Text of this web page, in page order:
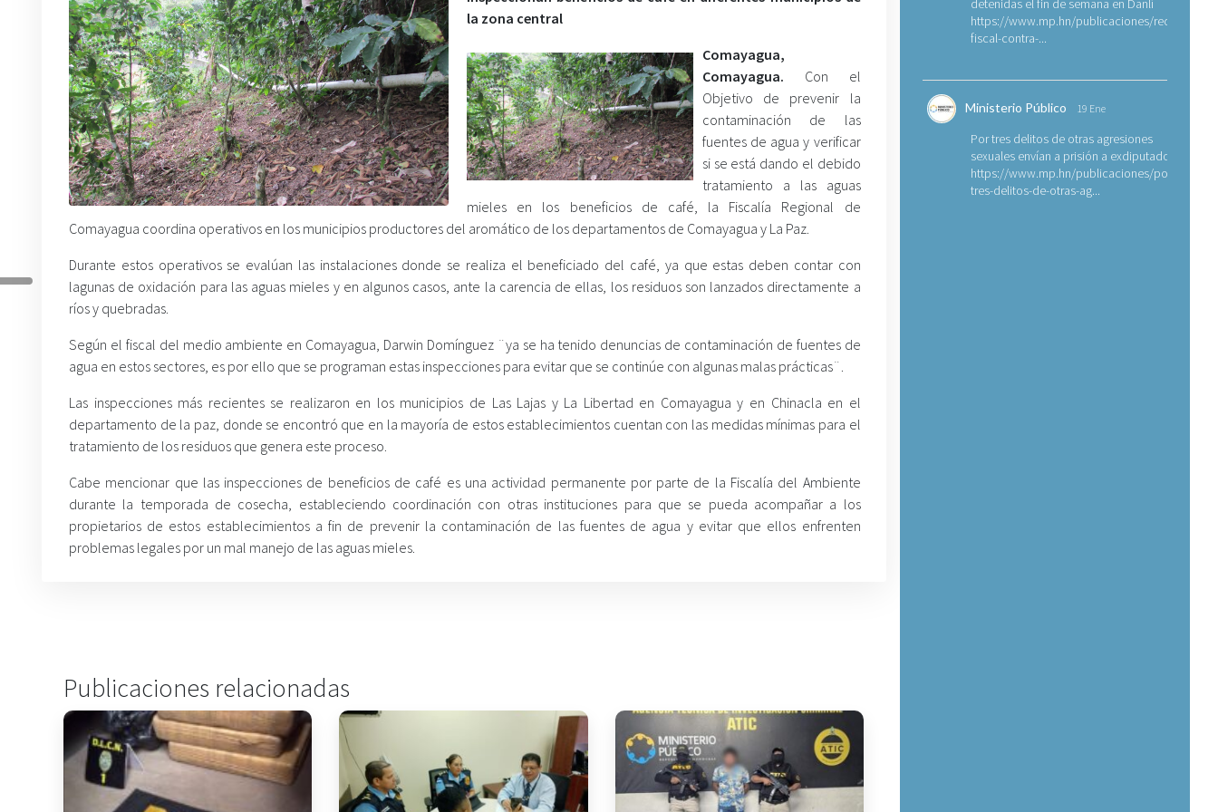
la zona central
Comayagua,
Comayagua. Con el
Objetivo de prevenir la
contaminación de las
fuentes de agua y verificar
si se está dando el debido
tratamiento a las aguas
mieles en los beneficios de café, la Fiscalía Regional de
Comayagua coordina operativos en los municipios productores del aromático de los departamentos de Comayagua y La Paz.
Durante estos operativos se evalúan las instalaciones donde se realiza el beneficiado del café, ya que estas deben contar con
lagunas de oxidación para las aguas mieles y en algunos casos, ante la carencia de ellas, los residuos son lanzados directamente a
ríos y quebradas.
Según el fiscal del medio ambiente en Comayagua, Darwin Domínguez ¨ya se ha tenido denuncias de contaminación de fuentes de
agua en estos sectores, es por ello que se programan estas inspecciones para evitar que se continúe con algunas malas prácticas¨.
Las inspecciones más recientes se realizaron en los municipios de Las Lajas y La Libertad en Comayagua y en Chinacla en el
departamento de la paz, donde se encontró que en la mayoría de estos establecimientos cuentan con las medidas mínimas para el
tratamiento de los residuos que genera este proceso.
Cabe mencionar que las inspecciones de beneficios de café es una actividad permanente por parte de la Fiscalía del Ambiente
durante la temporada de cosecha, estableciendo coordinación con otras instituciones para que se pueda acompañar a los
propietarios de estos establecimientos a fin de prevenir la contaminación de las fuentes de agua y evitar que ellos enfrenten
problemas legales por un mal manejo de las aguas mieles.
Publicaciones relacionadas
detenidas el fin de semana en Danlí
https://www.mp.hn/publicaciones/
fiscal-contra-...
Ministerio Público 19 Ene
Por tres delitos de otras agresiones
sexuales envían a prisión a exdiputado
https://www.mp.hn/publicaciones/por-
tres-delitos-de-otras-ag...